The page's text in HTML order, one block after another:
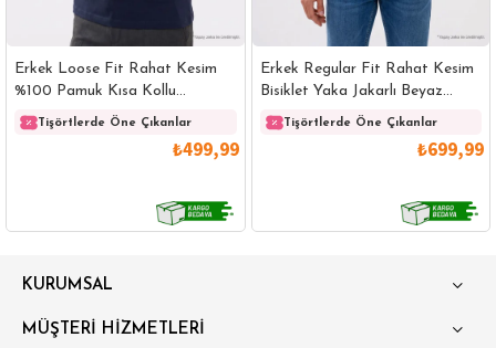
Erkek Loose Fit Rahat Kesim
%100 Pamuk Kısa Kollu
Lacivert Bisiklet Yaka Tişört
Tişörtlerde Öne Çıkanlar
₺499,99
Erkek Regular Fit Rahat Kesim
Bisiklet Yaka Jakarlı Beyaz
Üzeri Siyah Çizgili Tişört
Tişörtlerde Öne Çıkanlar
₺699,99
KURUMSAL
MÜŞTERİ HİZMETLERİ